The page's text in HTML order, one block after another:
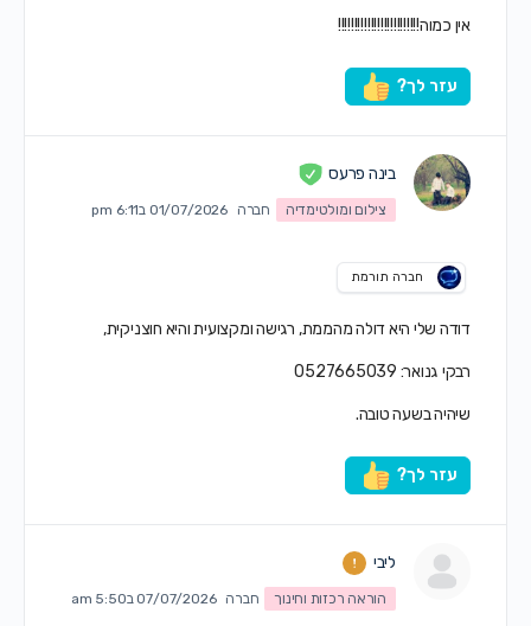
אין כמוה!!!!!!!!!!!!!!!!!!!!!!!!!
עזר לך?
בינה פרעס
צילום ומולטימדיה חברה 01/07/2026 ב6:11 pm
חברה תורמת
דודה שלי היא דולה מהממת, רגישה ומקצועית והיא חוצניקית,
רבקי גנואר: 0527665039
שיהיה בשעה טובה.
עזר לך?
ליבי
הוראה רכזות וחינוך חברה 07/07/2026 ב5:50 am